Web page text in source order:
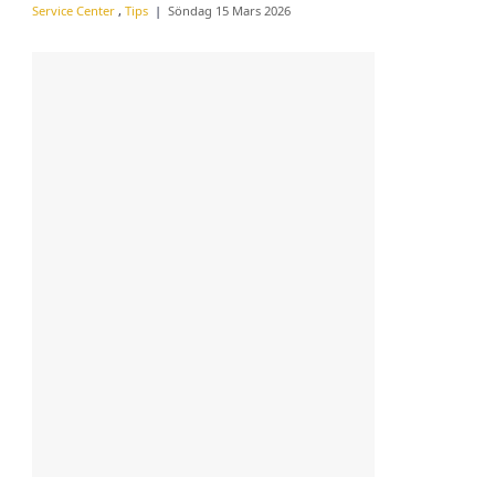
Service Center , Tips Söndag 15 Mars 2026